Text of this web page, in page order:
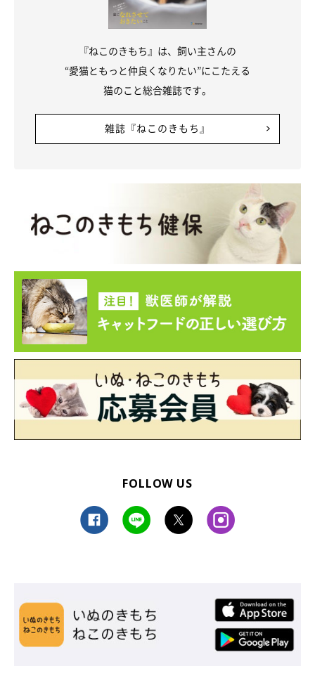
『ねこのきもち』は、飼い主さんの
“愛猫ともっと仲良くなりたい”にこたえる
猫のこと総合雑誌です。
雑誌『ねこのきもち』
FOLLOW US